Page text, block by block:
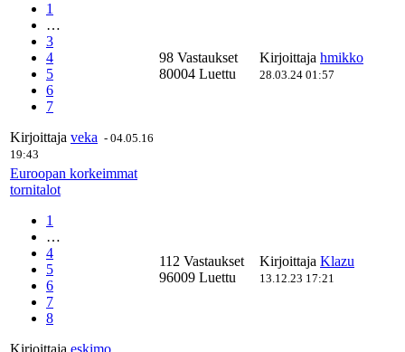
1
…
3
4
5
6
7
Kirjoittaja veka - 04.05.16
19:43
98 Vastaukset
80004 Luettu
Kirjoittaja hmikko
28.03.24 01:57
Euroopan korkeimmat
tornitalot
1
…
4
5
6
7
8
Kirjoittaja eskimo
112 Vastaukset
96009 Luettu
Kirjoittaja Klazu
13.12.23 17:21